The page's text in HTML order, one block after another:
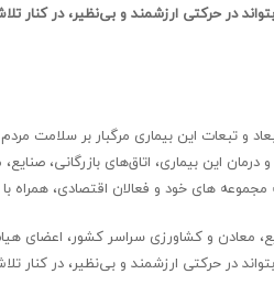
در حرکتی ارزشمند و بی‌نظیر، در کنار
تبعات این بیماری مرگبار بر سلامت
این بیماری، اتاق‌های بازرگانی،
های خود و فعالان اقتصادی، همراه با
معادن و کشاورزی سراسر کشور، اعضای
در حرکتی ارزشمند و بی‌نظیر، در کنار